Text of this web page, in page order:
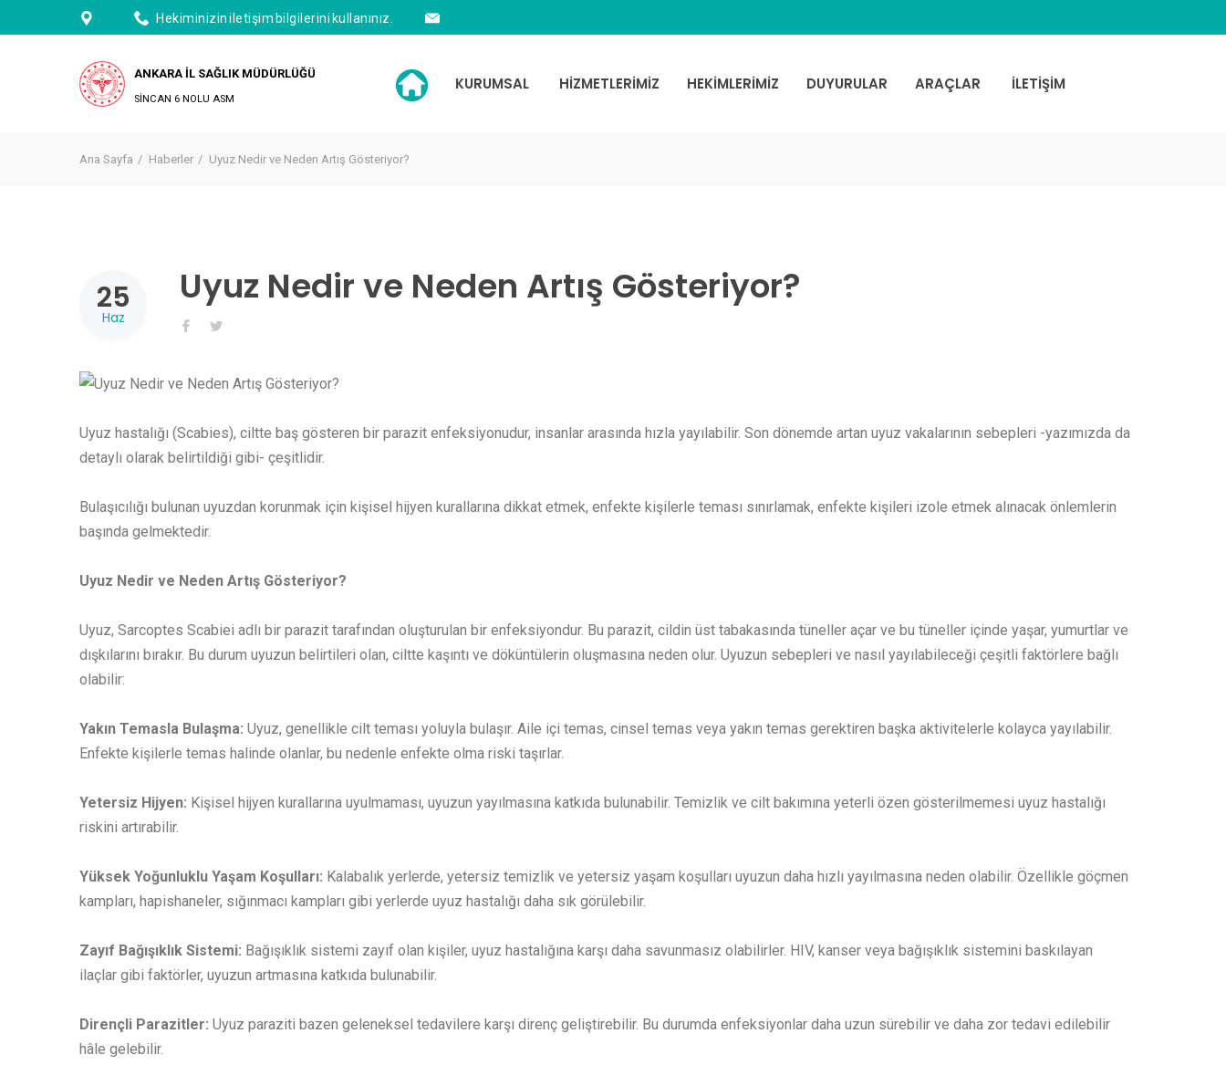
Hekiminizin iletişim bilgilerini kullanınız.
ANKARA İL SAĞLIK MÜDÜRLÜĞÜ
SİNCAN 6 NOLU ASM
KURUMSAL HİZMETLERİMİZ HEKİMLERİMİZ DUYURULAR ARAÇLAR İLETİŞİM
Ana Sayfa Haberler Uyuz Nedir ve Neden Artış Gösteriyor?
25
Haz
Uyuz Nedir ve Neden Artış Gösteriyor?
Uyuz hastalığı (Scabies), ciltte baş gösteren bir parazit enfeksiyonudur, insanlar arasında hızla yayılabilir. Son dönemde artan uyuz vakalarının sebepleri -yazımızda da
detaylı olarak belirtildiği gibi- çeşitlidir.
Bulaşıcılığı bulunan uyuzdan korunmak için kişisel hijyen kurallarına dikkat etmek, enfekte kişilerle teması sınırlamak, enfekte kişileri izole etmek alınacak önlemlerin
başında gelmektedir.
Uyuz Nedir ve Neden Artış Gösteriyor?
Uyuz, Sarcoptes Scabiei adlı bir parazit tarafından oluşturulan bir enfeksiyondur. Bu parazit, cildin üst tabakasında tüneller açar ve bu tüneller içinde yaşar, yumurtlar ve
dışkılarını bırakır. Bu durum uyuzun belirtileri olan, ciltte kaşıntı ve döküntülerin oluşmasına neden olur. Uyuzun sebepleri ve nasıl yayılabileceği çeşitli faktörlere bağlı
olabilir:
Yakın Temasla Bulaşma: Uyuz, genellikle cilt teması yoluyla bulaşır. Aile içi temas, cinsel temas veya yakın temas gerektiren başka aktivitelerle kolayca yayılabilir.
Enfekte kişilerle temas halinde olanlar, bu nedenle enfekte olma riski taşırlar.
Yetersiz Hijyen: Kişisel hijyen kurallarına uyulmaması, uyuzun yayılmasına katkıda bulunabilir. Temizlik ve cilt bakımına yeterli özen gösterilmemesi uyuz hastalığı
riskini artırabilir.
Yüksek Yoğunluklu Yaşam Koşulları: Kalabalık yerlerde, yetersiz temizlik ve yetersiz yaşam koşulları uyuzun daha hızlı yayılmasına neden olabilir. Özellikle göçmen
kampları, hapishaneler, sığınmacı kampları gibi yerlerde uyuz hastalığı daha sık görülebilir.
Zayıf Bağışıklık Sistemi: Bağışıklık sistemi zayıf olan kişiler, uyuz hastalığına karşı daha savunmasız olabilirler. HIV, kanser veya bağışıklık sistemini baskılayan
ilaçlar gibi faktörler, uyuzun artmasına katkıda bulunabilir.
Dirençli Parazitler: Uyuz paraziti bazen geleneksel tedavilere karşı direnç geliştirebilir. Bu durumda enfeksiyonlar daha uzun sürebilir ve daha zor tedavi edilebilir
hâle gelebilir.